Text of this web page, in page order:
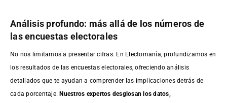
Análisis profundo: más allá de los números de
las encuestas electorales
No nos limitamos a presentar cifras. En Electomanía, profundizamos en
los resultados de las encuestas electorales, ofreciendo análisis
detallados que te ayudan a comprender las implicaciones detrás de
cada porcentaje. Nuestros expertos desglosan los datos,